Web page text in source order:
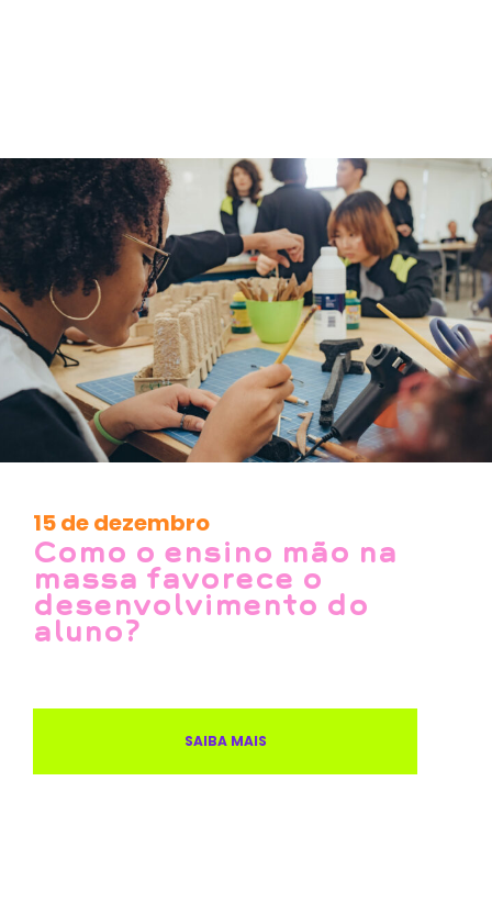
15 de dezembro
Como o ensino mão na
massa favorece o
desenvolvimento do
aluno?
SAIBA MAIS